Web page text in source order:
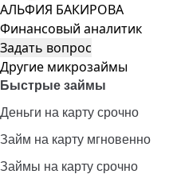
АЛЬФИЯ БАКИРОВА
Финансовый аналитик
Задать вопрос
Другие микрозаймы
Быстрые займы
Деньги на карту срочно
Займ на карту мгновенно
Займы на карту срочно